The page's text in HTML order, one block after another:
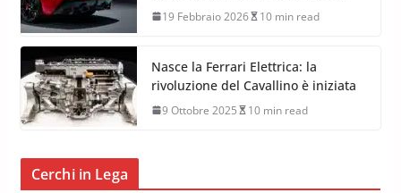
19 Febbraio 2026 10 min read
Nasce la Ferrari Elettrica: la
rivoluzione del Cavallino è iniziata
9 Ottobre 2025 10 min read
Cerchi in Lega